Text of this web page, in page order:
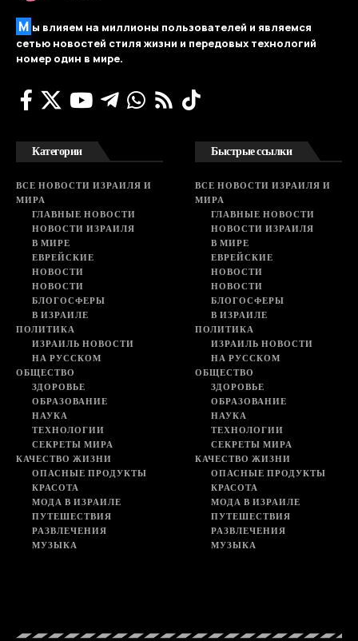
М ы влияем на миллионы пользователей и являемся
сетью новостей стиля жизни и передовых технологий
номер один в мире.
Категории
ВСЕ НОВОСТИ ИЗРАИЛЯ И
МИРА
ГЛАВНЫЕ НОВОСТИ
НОВОСТИ ИЗРАИЛЯ
В МИРЕ
ЕВРЕЙСКИЕ
НОВОСТИ
НОВОСТИ
БЛОГОСФЕРЫ
В ИЗРАИЛЕ
ПОЛИТИКА
ИЗРАИЛЬ НОВОСТИ
НА РУССКОМ
ОБЩЕСТВО
ЗДОРОВЬЕ
ОБРАЗОВАНИЕ
НАУКА
ТЕХНОЛОГИИ
СЕКРЕТЫ МИРА
КАЧЕСТВО ЖИЗНИ
ОПАСНЫЕ ПРОДУКТЫ
КРАСОТА
МОДА В ИЗРАИЛЕ
ПУТЕШЕСТВИЯ
РАЗВЛЕЧЕНИЯ
МУЗЫКА
Быстрые ссылки
ВСЕ НОВОСТИ ИЗРАИЛЯ И
МИРА
ГЛАВНЫЕ НОВОСТИ
НОВОСТИ ИЗРАИЛЯ
В МИРЕ
ЕВРЕЙСКИЕ
НОВОСТИ
НОВОСТИ
БЛОГОСФЕРЫ
В ИЗРАИЛЕ
ПОЛИТИКА
ИЗРАИЛЬ НОВОСТИ
НА РУССКОМ
ОБЩЕСТВО
ЗДОРОВЬЕ
ОБРАЗОВАНИЕ
НАУКА
ТЕХНОЛОГИИ
СЕКРЕТЫ МИРА
КАЧЕСТВО ЖИЗНИ
ОПАСНЫЕ ПРОДУКТЫ
КРАСОТА
МОДА В ИЗРАИЛЕ
ПУТЕШЕСТВИЯ
РАЗВЛЕЧЕНИЯ
МУЗЫКА